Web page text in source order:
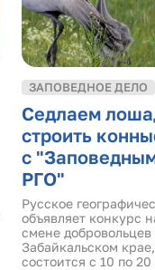
ЗАПОВЕДНОЕ ДЕЛО
Седлаем
строить
с
РГО"
Русское
объявляет конкурс
смене добровольцев
Забайкальском
состоится с 10 по